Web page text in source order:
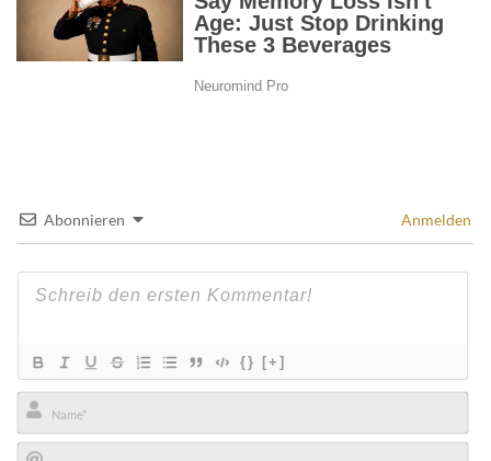
Abonnieren Anmelden
{} [+]
Name*